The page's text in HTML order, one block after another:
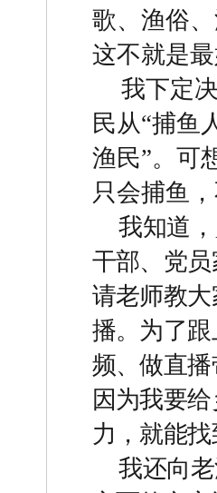
歌、渔俗
这不就是
我下定
民从“捕鱼
渔民”。可
只会捕鱼
我知道
干部、党
请老师教
播。为了
频、做直
因为我要
力，就能
我还向